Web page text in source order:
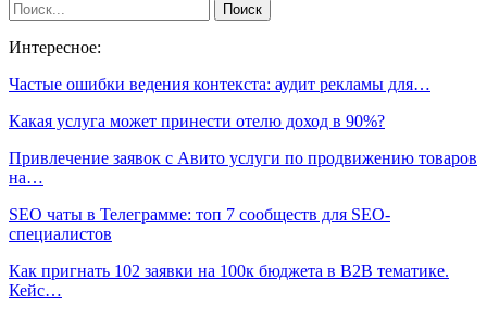
Интересное:
Частые ошибки ведения контекста: аудит рекламы для…
Какая услуга может принести отелю доход в 90%?
Привлечение заявок с Авито услуги по продвижению товаров
на…
SEO чаты в Телеграмме: топ 7 сообществ для SEO-
специалистов
Как пригнать 102 заявки на 100к бюджета в B2B тематике.
Кейс…